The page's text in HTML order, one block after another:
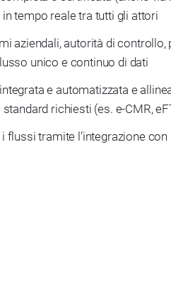
tempo reale tra tutti gli attori
aziendali, autorità di controllo,
unico e continuo di dati
e automatizzata e
richiesti (es. e-CMR,
flussi tramite l’integrazione con